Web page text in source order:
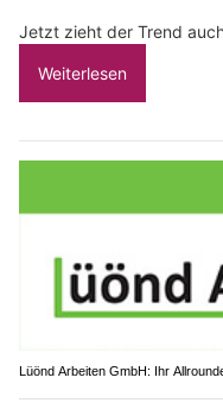
Jetzt zieht der Trend
Weiterlesen
Lüönd Arbeiten GmbH: Ihr